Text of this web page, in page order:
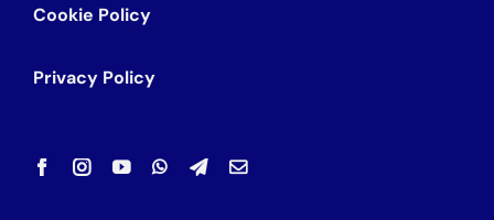
Cookie Policy
Privacy Policy